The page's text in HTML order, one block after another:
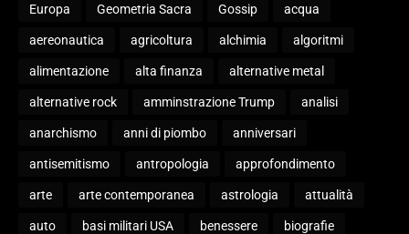
Europa Geometria Sacra Gossip acqua
aereonautica agricoltura alchimia algoritmi
alimentazione alta finanza alternative metal
alternative rock amminstrazione Trump analisi
anarchismo anni di piombo anniversari
antisemitismo antropologia approfondimento
arte arte contemporanea astrologia attualità
auto basi militari USA benessere biografie